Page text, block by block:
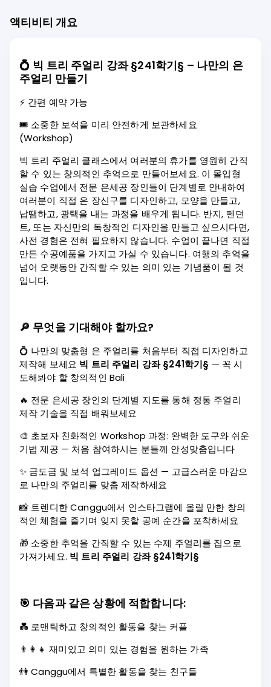
액티비티 개요
💍 빅 트리 주얼리 강좌 §241학기§ – 나만의 은
주얼리 만들기
⚡ 간편 예약 가능
🎟️ 소중한 보석을 미리 안전하게 보관하세요
(Workshop)
빅 트리 주얼리 클래스에서 여러분의 휴가를 영원히 간직
할 수 있는 창의적인 추억으로 만들어보세요. 이 몰입형
실습 수업에서 전문 은세공 장인들이 단계별로 안내하여
여러분이 직접 은 장신구를 디자인하고, 모양을 만들고,
납땜하고, 광택을 내는 과정을 배우게 됩니다. 반지, 펜던
트, 또는 자신만의 독창적인 디자인을 만들고 싶으시다면,
사전 경험은 전혀 필요하지 않습니다. 수업이 끝나면 직접
만든 수공예품을 가지고 가실 수 있습니다. 여행의 추억을
넘어 오랫동안 간직할 수 있는 의미 있는 기념품이 될 것
입니다.
🔎 무엇을 기대해야 할까요?
💍 나만의 맞춤형 은 주얼리를 처음부터 직접 디자인하고
제작해 보세요 빅 트리 주얼리 강좌 §241학기§ — 꼭 시
도해봐야 할 창의적인 Bali
🔥 전문 은세공 장인의 단계별 지도를 통해 정통 주얼리
제작 기술을 직접 배워보세요
🎨 초보자 친화적인 Workshop 과정: 완벽한 도구와 쉬운
기법 제공 — 처음 참여하시는 분들께 안성맞춤입니다
✨ 금도금 및 보석 업그레이드 옵션 — 고급스러운 마감으
로 나만의 주얼리를 맞춤 제작하세요
📸 트렌디한 Canggu에서 인스타그램에 올릴 만한 창의
적인 체험을 즐기며 잊지 못할 공예 순간을 포착하세요
🎁 소중한 추억을 간직할 수 있는 수제 주얼리를 집으로
가져가세요. 빅 트리 주얼리 강좌 §241학기§
🎯 다음과 같은 상황에 적합합니다:
💑 로맨틱하고 창의적인 활동을 찾는 커플
👨‍👩‍👧 재미있고 의미 있는 경험을 원하는 가족
👫 Canggu에서 특별한 활동을 찾는 친구들